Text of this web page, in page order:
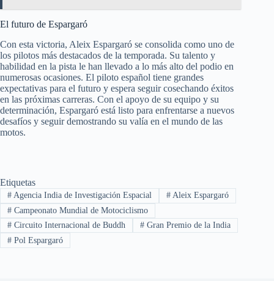
El futuro de Espargaró
Con esta victoria, Aleix Espargaró se consolida como uno de
los pilotos más destacados de la temporada. Su talento y
habilidad en la pista le han llevado a lo más alto del podio en
numerosas ocasiones. El piloto español tiene grandes
expectativas para el futuro y espera seguir cosechando éxitos
en las próximas carreras. Con el apoyo de su equipo y su
determinación, Espargaró está listo para enfrentarse a nuevos
desafíos y seguir demostrando su valía en el mundo de las
motos.
Etiquetas
#Agencia India de Investigación Espacial #Aleix Espargaró
#Campeonato Mundial de Motociclismo
#Circuito Internacional de Buddh #Gran Premio de la India
#Pol Espargaró